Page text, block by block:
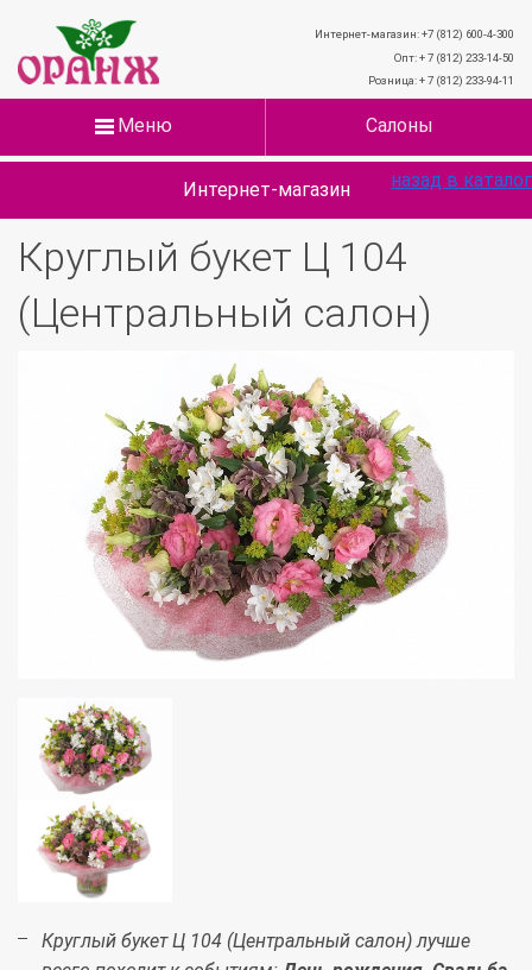
Интернет-магазин: +7 (812) 600-4-300
Опт: + 7 (812) 233-14-50
Розница: + 7 (812) 233-94-11
Меню Салоны
Интернет-магазин
Круглый букет Ц 104
(Центральный салон)
назад в каталог
Круглый букет Ц 104 (Центральный салон) лучше